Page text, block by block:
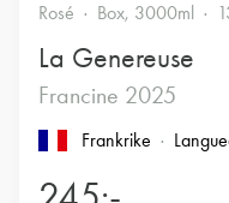
Rosé Box, 3000ml
La Genereuse
Francine 2025
Frankrike